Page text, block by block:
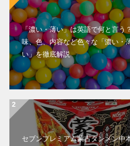
「濃い・薄い」は英語で何と言う
味、色、内容など色々な「濃い・
い」を徹底解説
セブンプレミアム蒙古タンメン中